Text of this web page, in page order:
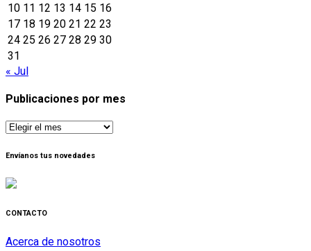
10 11 12 13 14 15 16
17 18 19 20 21 22 23
24 25 26 27 28 29 30
31
« Jul
Publicaciones por mes
Publicaciones
mes
Envíanos tus novedades
CONTACTO
Acerca de nosotros